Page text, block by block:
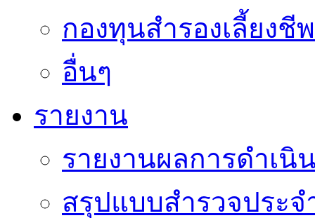
กองทุนสำรองเลี้ยงชีพ
อื่นๆ
รายงาน
รายงานผลการดำเนิ
สรุปแบบสำรวจประจ